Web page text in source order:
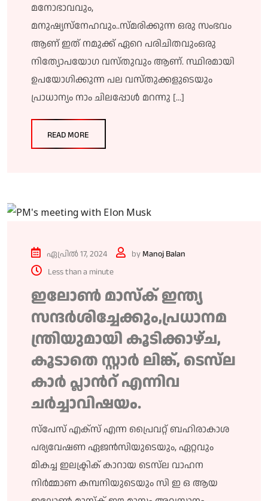
മനോഭാവവും,
മനുഷ്യസ്നേഹവും..സ്മരിക്കുന്ന ഒരു സംഭവം
ആണ് ഇത് നമുക്ക് ഏറെ പരിചിതവുംഒരു
നിത്യോപയോഗ വസ്തുവും ആണ്. സ്ഥിരമായി
ഉപയോഗിക്കുന്ന പല വസ്തുക്കളുടെയും
പ്രാധാന്യം നാം ചിലപ്പോൾ മറന്നു […]
READ MORE
ഏപ്രിൽ 17, 2024 byManoj Balan
Less than a minute
ഇലോൺ മാസ്ക് ഇന്ത്യ
സന്ദർശിച്ചേക്കും,പ്രധാനമ
ന്ത്രിയുമായി കൂടിക്കാഴ്ച,
കൂടാതെ സ്റ്റാർ ലിങ്ക്, ടെസ്‌ല
കാർ പ്ലാൻറ് എന്നിവ
ചർച്ചാവിഷയം.
സ്പേസ് എക്സ് എന്ന പ്രൈവറ്റ് ബഹിരാകാശ
പര്യവേഷണ ഏജൻസിയുടെയും, ഏറ്റവും
മികച്ച ഇലക്ട്രിക് കാറായ ടെസ്‌ല വാഹന
നിർമ്മാണ കമ്പനിയുടെയും സി ഇ ഒ ആയ